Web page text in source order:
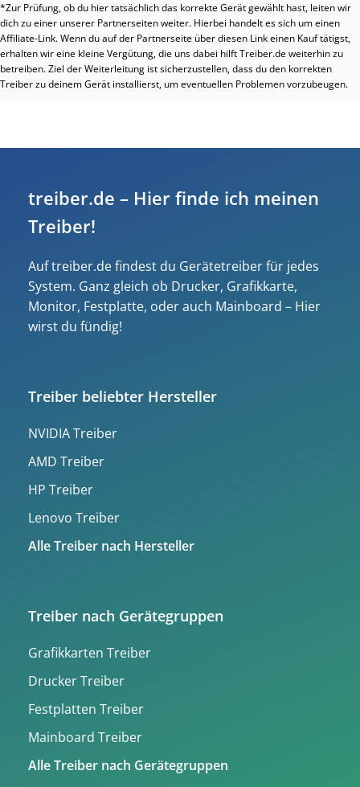
*Zur Prüfung, ob du hier tatsächlich das korrekte Gerät gewählt hast, leiten wir
dich zu einer unserer Partnerseiten weiter. Hierbei handelt es sich um einen
Affiliate-Link. Wenn du auf der Partnerseite über diesen Link einen Kauf tätigst,
erhalten wir eine kleine Vergütung, die uns dabei hilft Treiber.de weiterhin zu
betreiben. Ziel der Weiterleitung ist sicherzustellen, dass du den korrekten
Treiber zu deinem Gerät installierst, um eventuellen Problemen vorzubeugen.
treiber.de – Hier finde ich meinen
Treiber!
Auf treiber.de findest du Gerätetreiber für jedes
System. Ganz gleich ob Drucker, Grafikkarte,
Monitor, Festplatte, oder auch Mainboard – Hier
wirst du fündig!
Treiber beliebter Hersteller
NVIDIA Treiber
AMD Treiber
HP Treiber
Lenovo Treiber
Alle Treiber nach Hersteller
Treiber nach Gerätegruppen
Grafikkarten Treiber
Drucker Treiber
Festplatten Treiber
Mainboard Treiber
Alle Treiber nach Gerätegruppen